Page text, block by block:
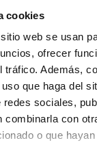
cookies
web se usan
ofrecer
tráfico. Además,
que haga del
sociales,
combinarla con
o que
Galdeituidazu